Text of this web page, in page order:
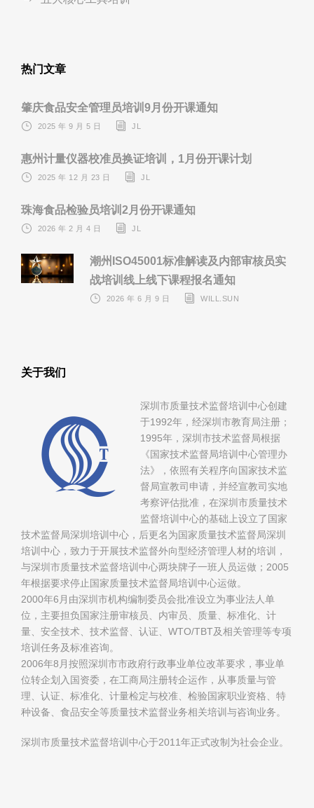
热门文章
肇庆食品安全管理员培训9月份开课通知
2025 年 9 月 5 日 JL
惠州计量仪器校准员换证培训，1月份开课计划
2025 年 12 月 23 日 JL
珠海食品检验员培训2月份开课通知
2026 年 2 月 4 日 JL
潮州ISO45001标准解读及内部审核员实
战培训线上线下课程报名通知
2026 年 6 月 9 日 WILL.SUN
关于我们
深圳市质量技术监督培训中心创建
于1992年，经深圳市教育局注册；
1995年，深圳市技术监督局根据
《国家技术监督局培训中心管理办
法》，依照有关程序向国家技术监
督局宣教司申请，并经宣教司实地
考察评估批准，在深圳市质量技术
监督培训中心的基础上设立了国家
技术监督局深圳培训中心，后更名为国家质量技术监督局深圳
培训中心，致力于开展技术监督外向型经济管理人材的培训，
与深圳市质量技术监督培训中心两块牌子一班人员运做；2005
年根据要求停止国家质量技术监督局培训中心运做。
2000年6月由深圳市机构编制委员会批准设立为事业法人单
位，主要担负国家注册审核员、内审员、质量、标准化、计
量、安全技术、技术监督、认证、WTO/TBT及相关管理等专项
培训任务及标准咨询。
2006年8月按照深圳市市政府行政事业单位改革要求，事业单
位转企划入国资委，在工商局注册转企运作，从事质量与管
理、认证、标准化、计量检定与校准、检验国家职业资格、特
种设备、食品安全等质量技术监督业务相关培训与咨询业务。
深圳市质量技术监督培训中心于2011年正式改制为社会企业。